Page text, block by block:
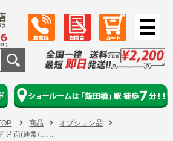
商品
オプション品
片面(通常/……